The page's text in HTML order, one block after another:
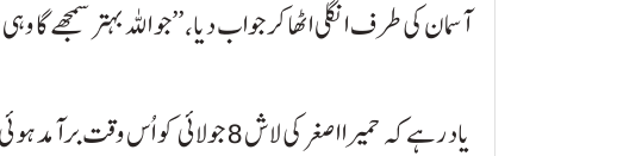
آسمان کی طرف انگلی اٹھا کر جواب دیا، ’’جو اللہ بہتر سمجھے گا
یاد رہے کہ حمیرا اصغر کی لاش 8 جولائی